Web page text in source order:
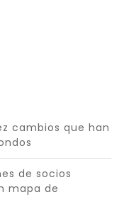
cambios que han
de socios
mapa de